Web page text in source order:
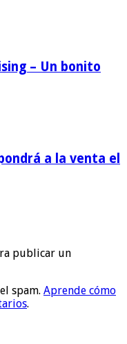
– Un bonito
a la venta el
publicar un
spam. Aprende cómo
.